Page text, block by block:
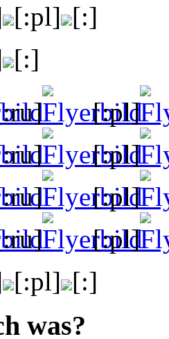
[:pl] [:]
[:]
[:pl]
[:pl]
[:pl]
[:pl]
[:pl] [:]
was?